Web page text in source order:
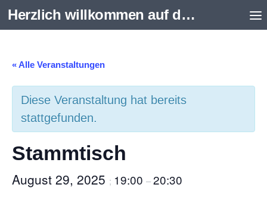
Zum Inhalt springen Herzlich willkommen auf der Internetseite des Aquarienvereins Scalare e.V. Schweinfurt
« Alle Veranstaltungen
Diese Veranstaltung hat bereits
stattgefunden.
Stammtisch
August 29, 2025 ; 19:00 –20:30